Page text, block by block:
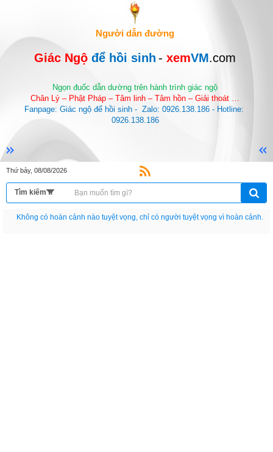
Người dẫn đường
Giác Ngộ để hồi sinh - xemVM.com
Ngọn đuốc dẫn dường trên hành trình giác ngộ
Chân Lý – Phật Pháp – Tâm linh – Tâm hồn – Giải thoát …
Fanpage: Giác ngộ để hồi sinh -  Zalo: 0926.138.186 - Hotline:
0926.138.186
Thứ bảy, 08/08/2026
Nếu như không chịu học tập thì cho dù đi vạn dặm đường cũng chỉ là anh đưa